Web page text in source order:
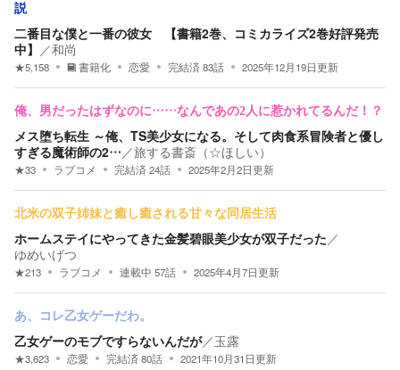
説
二番目な僕と一番の彼女 【書籍2巻、コミカライズ2巻好評発売
中】 ／和尚
★5,158 書籍化 恋愛 完結済 83話 2025年12月19日更新
俺、男だったはずなのに……なんであの2人に惹かれてるんだ！？
メス堕ち転生 ～俺、TS美少女になる。そして肉食系冒険者と優し
すぎる魔術師の2… ／旅する書斎（☆ほしい）
★33 ラブコメ 完結済24話 2025年2月2日更新
北米の双子姉妹と癒し癒される甘々な同居生活
ホームステイにやってきた金髪碧眼美少女が双子だった ／
ゆめいげつ
★213 ラブコメ 連載中 57話 2025年4月7日更新
あ、コレ乙女ゲーだわ。
乙女ゲーのモブですらないんだが／玉露
★3,623 恋愛 完結済80話 2021年10月31日更新